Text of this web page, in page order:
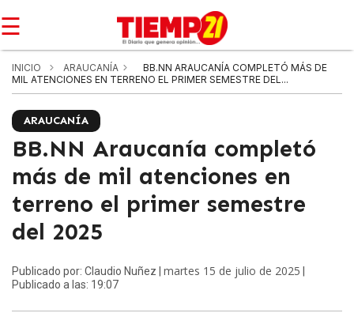
☰
INICIO ARAUCANÍA
BB.NN ARAUCANÍA COMPLETÓ MÁS DE
MIL ATENCIONES EN TERRENO EL PRIMER SEMESTRE DEL...
ARAUCANÍA
BB.NN Araucanía completó
más de mil atenciones en
terreno el primer semestre
del 2025
Publicado por: Claudio Nuñez | martes 15 de julio de 2025
Publicado a las: 19:07